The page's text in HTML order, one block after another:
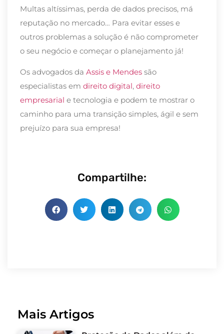
Multas altíssimas, perda de dados precisos, má
reputação no mercado… Para evitar esses e
outros problemas a solução é não comprometer
o seu negócio e começar o planejamento já!
Os advogados da Assis e Mendes são
especialistas em direito digital, direito
empresarial e tecnologia e podem te mostrar o
caminho para uma transição simples, ágil e sem
prejuízo para sua empresa!
Compartilhe:
Mais Artigos